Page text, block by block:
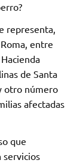
representa,
entre
de Santa
otro número
afectadas
que
servicios